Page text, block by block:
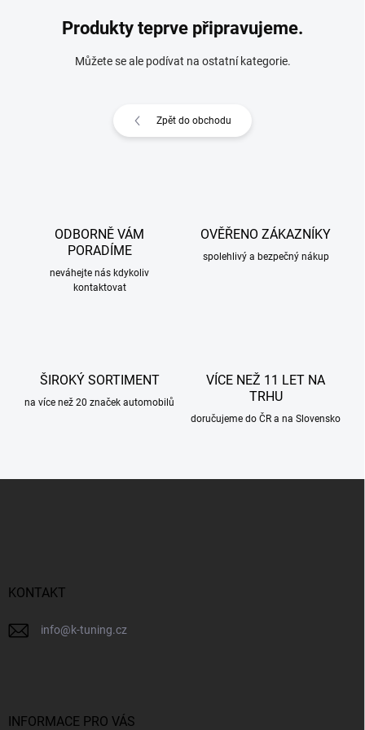
Produkty teprve připravujeme.
Můžete se ale podívat na ostatní kategorie.
Zpět do obchodu
ODBORNĚ VÁM
PORADÍME
neváhejte nás kdykoliv
kontaktovat
OVĚŘENO ZÁKAZNÍKY
spolehlivý a bezpečný nákup
ŠIROKÝ SORTIMENT
na více než 20 značek automobilů
VÍCE NEŽ 11 LET NA
TRHU
doručujeme do ČR a na Slovensko
KONTAKT
info@k-tuning.cz
INFORMACE PRO VÁS